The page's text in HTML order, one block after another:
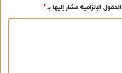
الحقول الإلزامية مشار إليها بـ*